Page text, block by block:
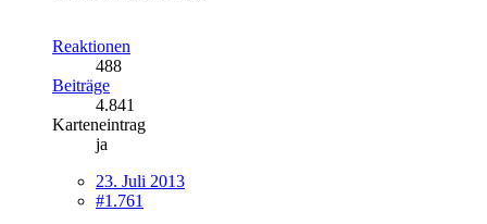
Reaktionen
488
Beiträge
4.841
Karteneintrag
ja
23. Juli 2013
#1.761